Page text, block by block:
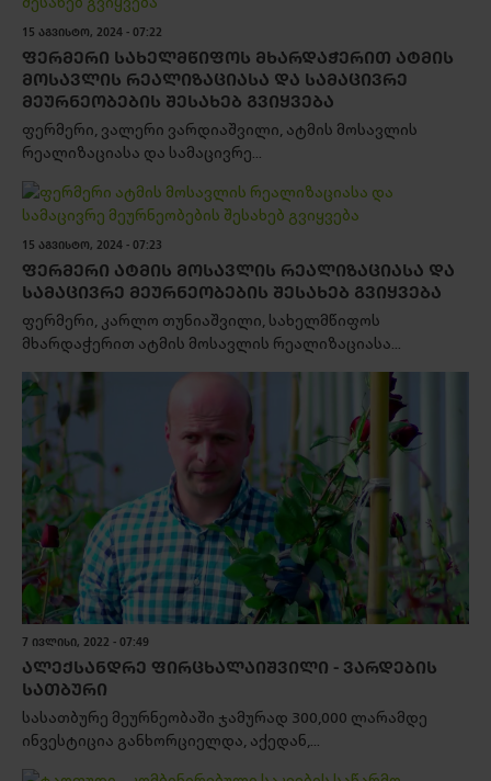
15 ᲐᲒᲕᲘᲡᲢᲝ, 2024 - 07:22
ᲤᲔᲠᲛᲔᲠᲘ ᲡᲐᲮᲔᲚᲛᲬᲘᲤᲝᲡ ᲛᲮᲐᲠᲓᲐᲭᲔᲠᲘᲗ ᲐᲢᲛᲘᲡ
ᲛᲝᲡᲐᲕᲚᲘᲡ ᲠᲔᲐᲚᲘᲖᲐᲪᲘᲐᲡᲐ ᲓᲐ ᲡᲐᲛᲐᲪᲘᲕᲠᲔ
ᲛᲔᲣᲠᲜᲔᲝᲑᲔᲑᲘᲡ ᲨᲔᲡᲐᲮᲔᲑ ᲒᲕᲘᲧᲕᲔᲑᲐ
ფერმერი, ვალერი ვარდიაშვილი, ატმის მოსავლის
რეალიზაციასა და სამაცივრე...
15 ᲐᲒᲕᲘᲡᲢᲝ, 2024 - 07:23
ᲤᲔᲠᲛᲔᲠᲘ ᲐᲢᲛᲘᲡ ᲛᲝᲡᲐᲕᲚᲘᲡ ᲠᲔᲐᲚᲘᲖᲐᲪᲘᲐᲡᲐ ᲓᲐ
ᲡᲐᲛᲐᲪᲘᲕᲠᲔ ᲛᲔᲣᲠᲜᲔᲝᲑᲔᲑᲘᲡ ᲨᲔᲡᲐᲮᲔᲑ ᲒᲕᲘᲧᲕᲔᲑᲐ
ფერმერი, კარლო თუნიაშვილი, სახელმწიფოს
მხარდაჭერით ატმის მოსავლის რეალიზაციასა...
7 ᲘᲕᲚᲘᲡᲘ, 2022 - 07:49
ᲐᲚᲔᲥᲡᲐᲜᲓᲠᲔ ᲤᲘᲠᲪᲮᲐᲚᲐᲘᲨᲕᲘᲚᲘ - ᲕᲐᲠᲓᲔᲑᲘᲡ
ᲡᲐᲗᲑᲣᲠᲘ
სასათბურე მეურნეობაში ჯამურად 300,000 ლარამდე
ინვესტიცია განხორციელდა, აქედან,...